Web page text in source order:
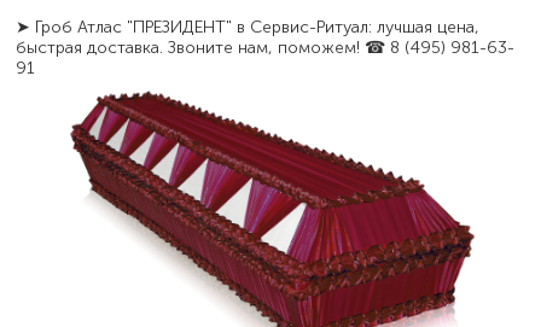
➤ Гроб Атлас "ПРЕЗИДЕНТ" в Сервис-Ритуал: лучшая цена,
быстрая доставка. Звоните нам, поможем! ☎ 8 (495) 981-63-
91